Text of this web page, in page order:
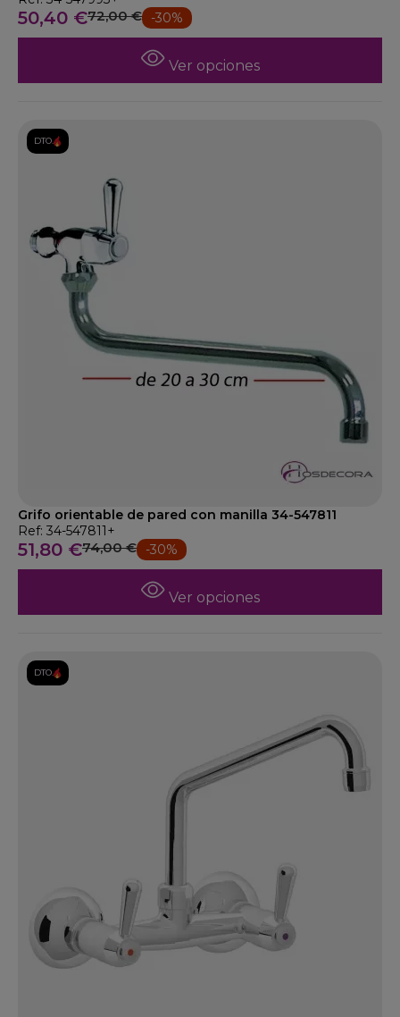
50,40 €72,00 € -30%
Ver opciones
DTO.
Grifo orientable de pared con manilla 34-547811
Ref: 34-547811+
51,80 €74,00 € -30%
Ver opciones
DTO.